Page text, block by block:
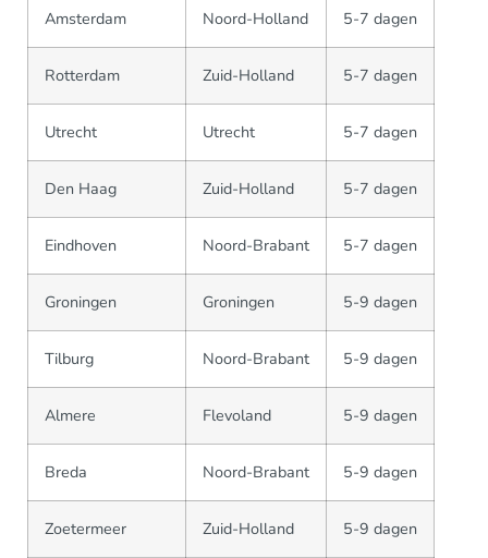
Amsterdam Noord-Holland 5-7 dagen
Rotterdam Zuid-Holland 5-7 dagen
Utrecht Utrecht 5-7 dagen
Den Haag Zuid-Holland 5-7 dagen
Eindhoven Noord-Brabant 5-7 dagen
Groningen Groningen 5-9 dagen
Tilburg Noord-Brabant 5-9 dagen
Almere Flevoland 5-9 dagen
Breda Noord-Brabant 5-9 dagen
Zoetermeer Zuid-Holland 5-9 dagen